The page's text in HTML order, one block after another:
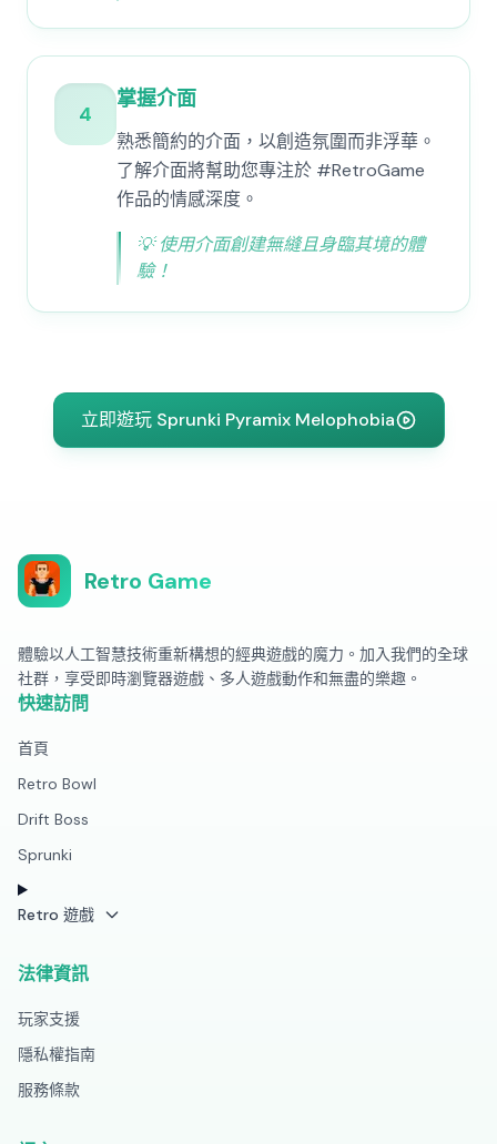
4
掌握介面
熟悉簡約的介面，以創造氛圍而非浮華。
了解介面將幫助您專注於 #RetroGame
作品的情感深度。
💡使用介面創建無縫且身臨其境的體
驗！
立即遊玩 Sprunki Pyramix Melophobia
Retro Game
體驗以人工智慧技術重新構想的經典遊戲的魔力。加入我們的全球
社群，享受即時瀏覽器遊戲、多人遊戲動作和無盡的樂趣。
快速訪問
首頁
Retro Bowl
Drift Boss
Sprunki
Retro 遊戲
法律資訊
玩家支援
隱私權指南
服務條款